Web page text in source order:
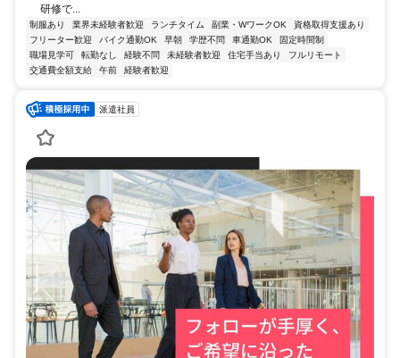
研修で...
制服あり 業界未経験者歓迎 ランチタイム 副業・WワークOK
資格取得支援あり
フリーター歓迎
バイク通勤OK 早朝 学歴不問 車通勤OK
固定時間制
職場見学可
転勤なし 経験不問 未経験者歓迎 住宅手当あり
フルリモート
交通費全額支給
午前 経験者歓迎
派遣社員